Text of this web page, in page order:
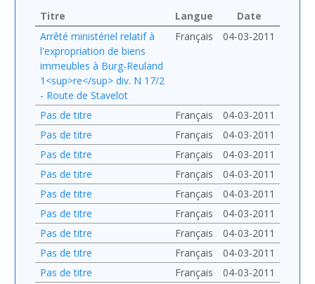
Titre Langue
Date
Arrêté ministériel relatif à
l'expropriation de biens
immeubles à Burg-Reuland
1<sup>re</sup> div. N 17/2
- Route de Stavelot
Français 04-03-2011
Pas de titre Français
04-03-2011
Pas de titre
Français
04-03-2011
Pas de titre
Français
04-03-2011
Pas de titre
Français
04-03-2011
Pas de titre
Français
04-03-2011
Pas de titre
Français
04-03-2011
Pas de titre
Français
04-03-2011
Pas de titre
Français
04-03-2011
Pas de titre
Français
04-03-2011